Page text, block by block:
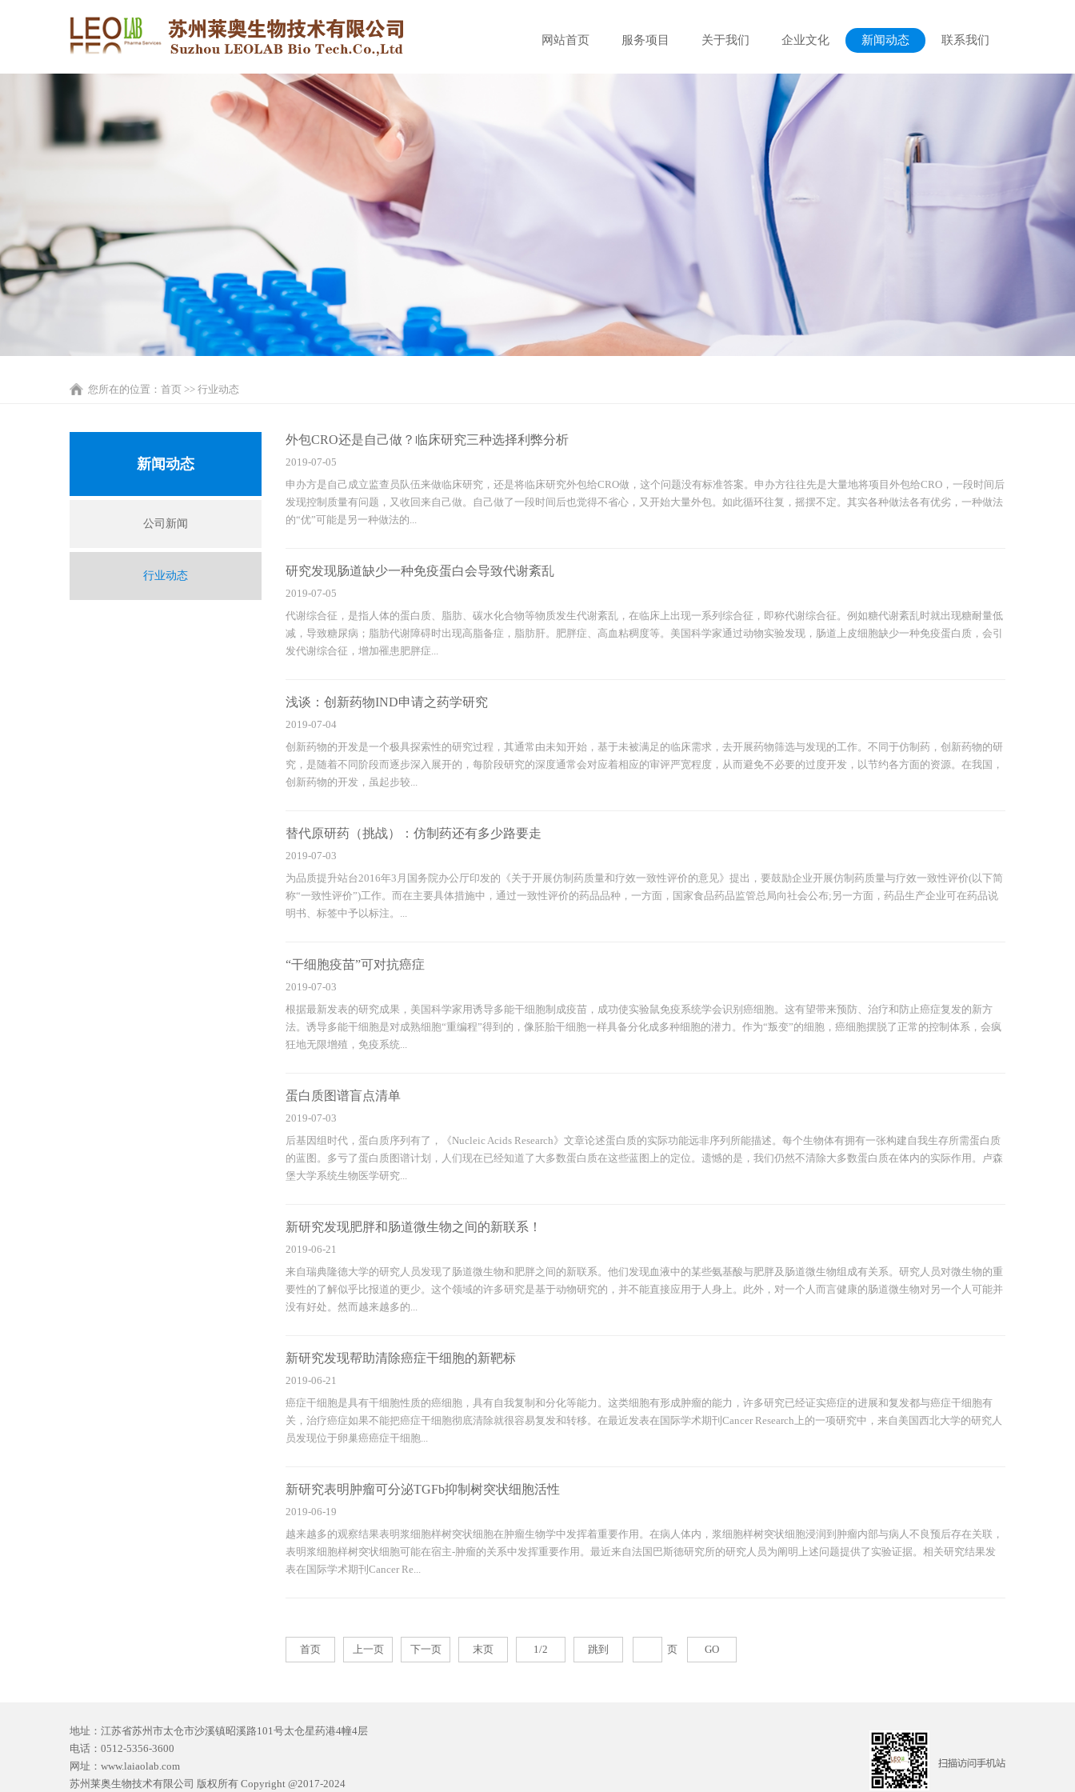
网站首页 服务项目 关于我们 企业文化 新闻动态 联系我们
您所在的位置： 首页 >> 行业动态
新闻动态
公司新闻
行业动态
外包CRO还是自己做？临床研究三种选择利弊分析
2019-07-05
申办方是自己成立监查员队伍来做临床研究，还是将临床研究外包给CRO做，这个问题没有标准答案。申办方往往先是大量地将项目外包给CRO，一段时间后
发现控制质量有问题，又收回来自己做。自己做了一段时间后也觉得不省心，又开始大量外包。如此循环往复，摇摆不定。其实各种做法各有优劣，一种做法
的“优”可能是另一种做法的...
研究发现肠道缺少一种免疫蛋白会导致代谢紊乱
2019-07-05
代谢综合征，是指人体的蛋白质、脂肪、碳水化合物等物质发生代谢紊乱，在临床上出现一系列综合征，即称代谢综合征。例如糖代谢紊乱时就出现糖耐量低
减，导致糖尿病；脂肪代谢障碍时出现高脂备症，脂肪肝。肥胖症、高血粘稠度等。美国科学家通过动物实验发现，肠道上皮细胞缺少一种免疫蛋白质，会引
发代谢综合征，增加罹患肥胖症...
浅谈：创新药物IND申请之药学研究
2019-07-04
创新药物的开发是一个极具探索性的研究过程，其通常由未知开始，基于未被满足的临床需求，去开展药物筛选与发现的工作。不同于仿制药，创新药物的研
究，是随着不同阶段而逐步深入展开的，每阶段研究的深度通常会对应着相应的审评严宽程度，从而避免不必要的过度开发，以节约各方面的资源。在我国，
创新药物的开发，虽起步较...
替代原研药（挑战）：仿制药还有多少路要走
2019-07-03
为品质提升站台2016年3月国务院办公厅印发的《关于开展仿制药质量和疗效一致性评价的意见》提出，要鼓励企业开展仿制药质量与疗效一致性评价(以下简
称“一致性评价”)工作。而在主要具体措施中，通过一致性评价的药品品种，一方面，国家食品药品监管总局向社会公布;另一方面，药品生产企业可在药品说
明书、标签中予以标注。...
“干细胞疫苗”可对抗癌症
2019-07-03
根据最新发表的研究成果，美国科学家用诱导多能干细胞制成疫苗，成功使实验鼠免疫系统学会识别癌细胞。这有望带来预防、治疗和防止癌症复发的新方
法。诱导多能干细胞是对成熟细胞“重编程”得到的，像胚胎干细胞一样具备分化成多种细胞的潜力。作为“叛变”的细胞，癌细胞摆脱了正常的控制体系，会疯
狂地无限增殖，免疫系统...
蛋白质图谱盲点清单
2019-07-03
后基因组时代，蛋白质序列有了，《Nucleic Acids Research》文章论述蛋白质的实际功能远非序列所能描述。每个生物体有拥有一张构建自我生存所需蛋白质
的蓝图。多亏了蛋白质图谱计划，人们现在已经知道了大多数蛋白质在这些蓝图上的定位。遗憾的是，我们仍然不清除大多数蛋白质在体内的实际作用。卢森
堡大学系统生物医学研究...
新研究发现肥胖和肠道微生物之间的新联系！
2019-06-21
来自瑞典隆德大学的研究人员发现了肠道微生物和肥胖之间的新联系。他们发现血液中的某些氨基酸与肥胖及肠道微生物组成有关系。研究人员对微生物的重
要性的了解似乎比报道的更少。这个领域的许多研究是基于动物研究的，并不能直接应用于人身上。此外，对一个人而言健康的肠道微生物对另一个人可能并
没有好处。然而越来越多的...
新研究发现帮助清除癌症干细胞的新靶标
2019-06-21
癌症干细胞是具有干细胞性质的癌细胞，具有自我复制和分化等能力。这类细胞有形成肿瘤的能力，许多研究已经证实癌症的进展和复发都与癌症干细胞有
关，治疗癌症如果不能把癌症干细胞彻底清除就很容易复发和转移。在最近发表在国际学术期刊Cancer Research上的一项研究中，来自美国西北大学的研究人
员发现位于卵巢癌癌症干细胞...
新研究表明肿瘤可分泌TGFb抑制树突状细胞活性
2019-06-19
越来越多的观察结果表明浆细胞样树突状细胞在肿瘤生物学中发挥着重要作用。在病人体内，浆细胞样树突状细胞浸润到肿瘤内部与病人不良预后存在关联，
表明浆细胞样树突状细胞可能在宿主-肿瘤的关系中发挥重要作用。最近来自法国巴斯德研究所的研究人员为阐明上述问题提供了实验证据。相关研究结果发
表在国际学术期刊Cancer Re...
首页 上一页 下一页 末页 1/2 跳到 页 GO
地址：江苏省苏州市太仓市沙溪镇昭溪路101号太仓星药港4幢4层
电话：0512-5356-3600
网址：www.laiaolab.com
苏州莱奥生物技术有限公司 版权所有 Copyright @2017-2024